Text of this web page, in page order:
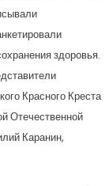
здоровья.
Красного Креста
Отечественной
Каранин,